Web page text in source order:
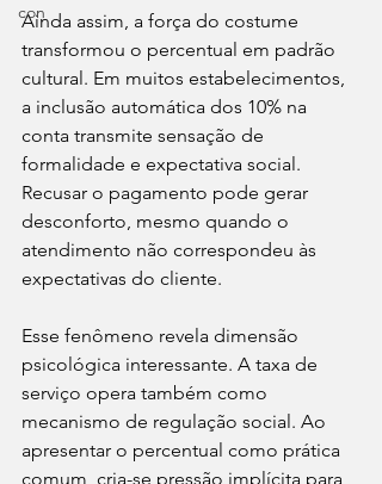
con
Ainda assim, a força do costume
transformou o percentual em padrão
cultural. Em muitos estabelecimentos,
a inclusão automática dos 10% na
conta transmite sensação de
formalidade e expectativa social.
Recusar o pagamento pode gerar
desconforto, mesmo quando o
atendimento não correspondeu às
expectativas do cliente.
Esse fenômeno revela dimensão
psicológica interessante. A taxa de
serviço opera também como
mecanismo de regulação social. Ao
apresentar o percentual como prática
comum, cria-se pressão implícita para